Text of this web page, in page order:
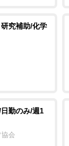
究補助/化学
勤のみ/週1
会